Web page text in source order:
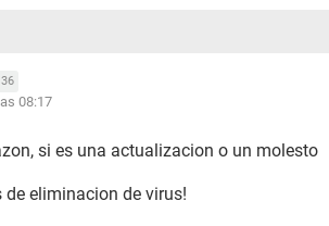
08:17
si es una actualizacion o un molesto
de eliminacion de virus!